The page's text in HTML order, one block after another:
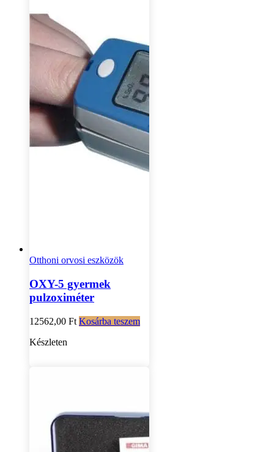
Otthoni orvosi eszközök
OXY-5 gyermek
pulzoximéter
12562,00 Ft Kosárba teszem
Készleten